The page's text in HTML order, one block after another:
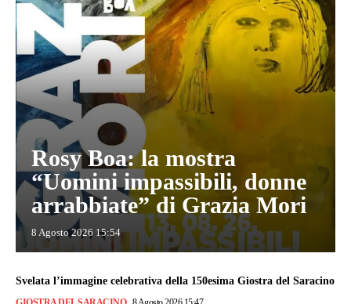
Rosy Boa: la mostra
“Uomini impassibili, donne
arrabbiate” di Grazia Mori
8 Agosto 2026 15:54
Svelata l’immagine celebrativa della 150esima Giostra del Saracino